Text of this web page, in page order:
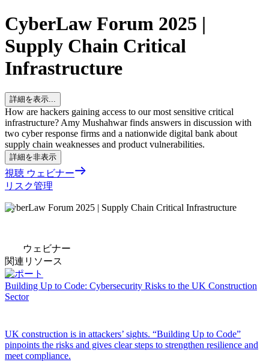
CyberLaw Forum 2025 |
Supply Chain Critical
Infrastructure
詳細を表示...
How are hackers gaining access to our most sensitive critical
infrastructure? Amy Mushahwar finds answers in discussion with
two cyber response firms and a nationwide digital bank about
supply chain weaknesses and product vulnerabilities.
詳細を非表示
視聴 ウェビナー
リスク管理
CyberLaw Forum 2025 | Supply Chain Critical Infrastructure
ウェビナー
関連リソース
レポート
Building Up to Code: Cybersecurity Risks to the UK Construction
Sector
UK construction is in attackers’ sights. “Building Up to Code”
pinpoints the risks and gives clear steps to strengthen resilience and
meet compliance.